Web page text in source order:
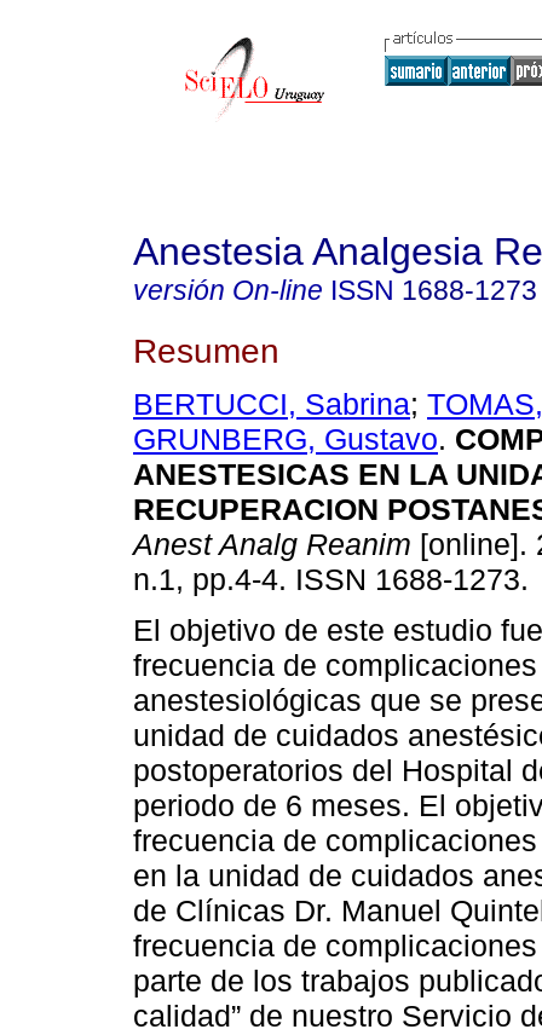
Anestesia Analgesia
versión On-line ISSN 1688-1273
Resumen
BERTUCCI, Sabrina;
GRUNBERG, Gustavo.
ANESTESICAS EN LA
RECUPERACION
Anest Analg Reanim [online].
n.1, pp.4-4. ISSN 1688-1273.
El objetivo de este estudio
frecuencia de complicaciones
anestesiológicas que se
unidad de cuidados
postoperatorios del Hospital
periodo de 6 meses. El
frecuencia de
en la unidad de cuidados
de Clínicas Dr. Manuel
frecuencia de
parte de los trabajos
calidad” de nuestro Servicio